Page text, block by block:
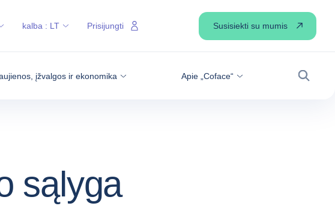
įžvalgos ir ekonomika Apie „Coface“
Paieška
kalba : LT Prisijungti Susisiekti su mumis
sąlyga